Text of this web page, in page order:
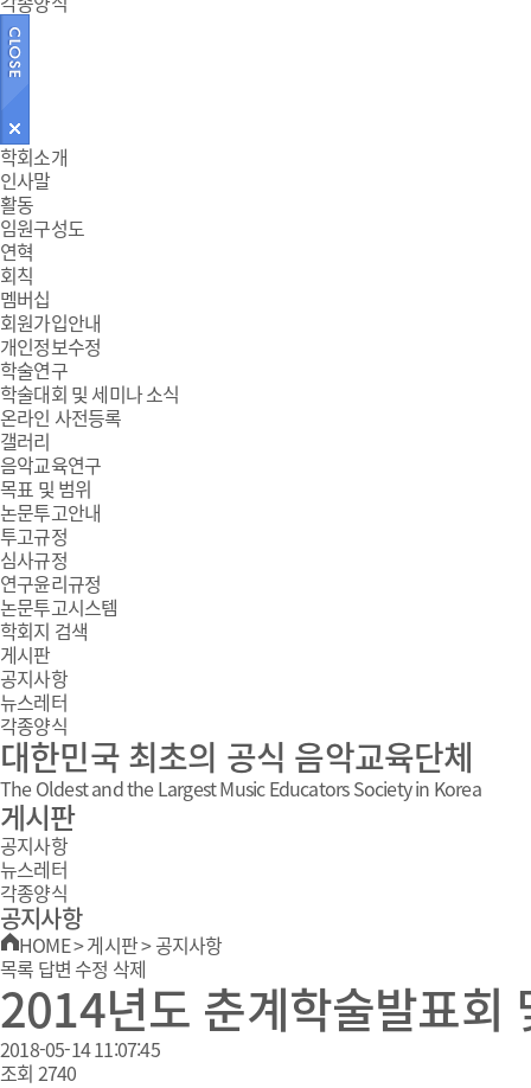
주
메
뉴
학회소개
인사말
활동
임원구성도
연혁
회칙
멤버십
회원가입안내
개인정보수정
학술연구
학술대회 및 세미나 소식
온라인 사전등록
갤러리
음악교육연구
목표 및 범위
논문투고안내
투고규정
심사규정
연구윤리규정
논문투고시스템
학회지 검색
게시판
공지사항
뉴스레터
각종양식
대한민국 최초의 공식 음악교육단체
The Oldest and the Largest Music Educators Society in Korea
게시판
공지사항
뉴스레터
각종양식
공지사항
HOME>게시판>공지사항
목록 답변 수정 삭제
2014년도 춘계학술발표회
2018-05-14 11:07:45
조회 2740